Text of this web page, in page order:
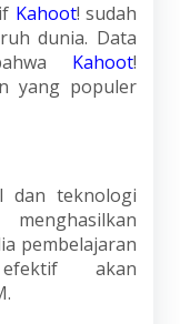
Kahoot! sudah
dunia. Data
Kahoot!
yang populer
dan teknologi
pembelajaran
efektif akan